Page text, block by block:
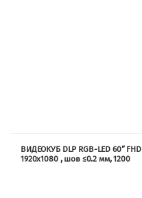
ВИДЕОКУБ DLP RGB-LED 60” FHD
1920х1080 , шов ≤0.2 мм, 1200